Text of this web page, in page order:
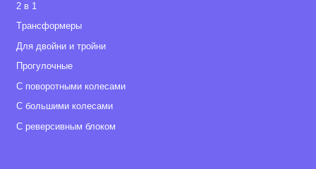
2 в 1
Tрансформеры
Для двойни и тройни
Прогулочные
С поворотными колесами
С большими колесами
С реверсивным блоком